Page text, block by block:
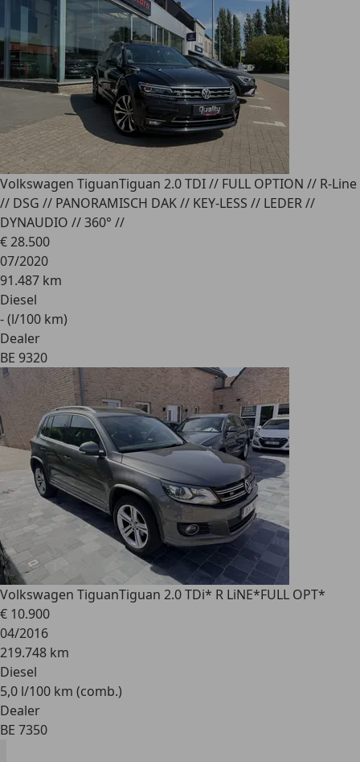
Volkswagen TiguanTiguan 2.0 TDI // FULL OPTION // R-Line
// DSG // PANORAMISCH DAK // KEY-LESS // LEDER //
DYNAUDIO // 360° //
€ 28.500
07/2020
91.487 km
Diesel
- (l/100 km)
Dealer
BE 9320
Volkswagen TiguanTiguan 2.0 TDi* R LiNE*FULL OPT*
€ 10.900
04/2016
219.748 km
Diesel
5,0 l/100 km (comb.)
Dealer
BE 7350